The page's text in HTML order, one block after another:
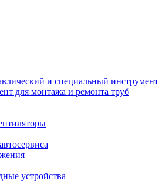
и специальный инструмент
для монтажа и ремонта труб
устройства